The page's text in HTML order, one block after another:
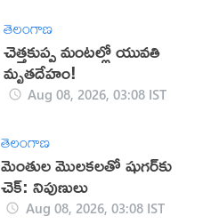
తెలంగాణ
చెత్తకుప్ప మంటల్లో యువతి
మృతదేహం!
Aug 08, 2026, 03:08 IST
తెలంగాణ
మెంతుల మొలకలతో షుగర్‌కు
చెక్: నిపుణులు
Aug 08, 2026, 03:08 IST